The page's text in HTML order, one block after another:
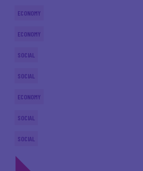
ECONOMY
ECONOMY
SOCIAL
SOCIAL
ECONOMY
SOCIAL
SOCIAL